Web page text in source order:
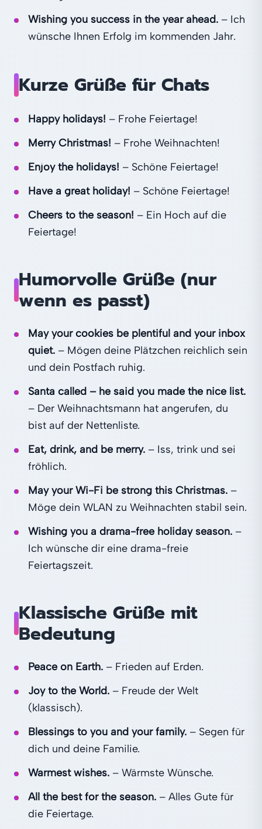
Wishing you success in the year ahead. – Ich
wünsche Ihnen Erfolg im kommenden Jahr.
Kurze Grüße für Chats
Happy holidays! – Frohe Feiertage!
Merry Christmas! – Frohe Weihnachten!
Enjoy the holidays! – Schöne Feiertage!
Have a great holiday! – Schöne Feiertage!
Cheers to the season! – Ein Hoch auf die
Feiertage!
Humorvolle Grüße (nur
wenn es passt)
May your cookies be plentiful and your inbox
quiet. – Mögen deine Plätzchen reichlich sein
und dein Postfach ruhig.
Santa called – he said you made the nice list.
– Der Weihnachtsmann hat angerufen, du
bist auf der Nettenliste.
Eat, drink, and be merry. – Iss, trink und sei
fröhlich.
May your Wi-Fi be strong this Christmas. –
Möge dein WLAN zu Weihnachten stabil sein.
Wishing you a drama-free holiday season. –
Ich wünsche dir eine drama-freie
Feiertagszeit.
Klassische Grüße mit
Bedeutung
Peace on Earth. – Frieden auf Erden.
Joy to the World. – Freude der Welt
(klassisch).
Blessings to you and your family. – Segen für
dich und deine Familie.
Warmest wishes. – Wärmste Wünsche.
All the best for the season. – Alles Gute für
die Feiertage.